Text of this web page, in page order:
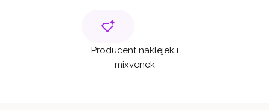
Producent naklejek i
mixvenek